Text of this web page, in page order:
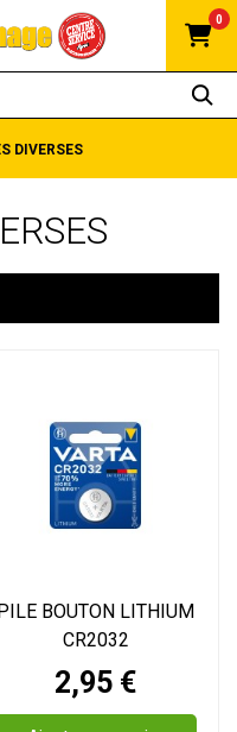
0
DIVERSES
BOUTON LITHIUM
CR2032
Prix
2,95 €